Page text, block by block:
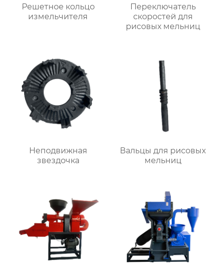
Решетное кольцо
измельчителя
Переключатель
скоростей для
рисовых мельниц
Неподвижная
звездочка
Вальцы для рисовых
мельниц